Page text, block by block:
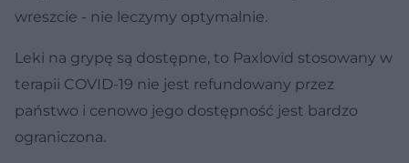
wreszcie - nie leczymy optymalnie.
Leki na grypę są dostępne, to Paxlovid stosowany w
terapii COVID-19 nie jest refundowany przez
państwo i cenowo jego dostępność jest bardzo
ograniczona.